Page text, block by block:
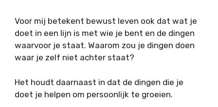
Voor mij betekent bewust leven ook dat wat je
doet in een lijn is met wie je bent en de dingen
waarvoor je staat. Waarom zou je dingen doen
waar je zelf niet achter staat?
Het houdt daarnaast in dat de dingen die je
doet je helpen om persoonlijk te groeien.